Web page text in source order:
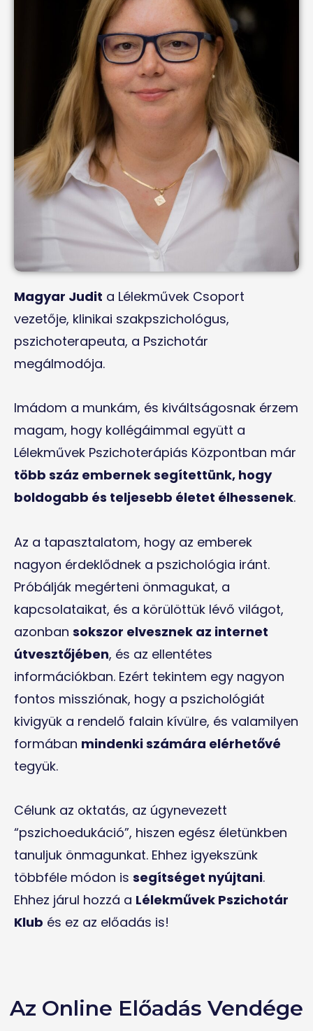
Magyar Judit a Lélekművek Csoport
vezetője, klinikai szakpszichológus,
pszichoterapeuta, a Pszichotár
megálmodója.
Imádom a munkám, és kiváltságosnak érzem
magam, hogy kollégáimmal együtt a
Lélekművek Pszichoterápiás Központban már
több száz embernek segítettünk, hogy
boldogabb és teljesebb életet élhessenek.
Az a tapasztalatom, hogy az emberek
nagyon érdeklődnek a pszichológia iránt.
Próbálják megérteni önmagukat, a
kapcsolataikat, és a körülöttük lévő világot,
azonban sokszor elvesznek az internet
útvesztőjében, és az ellentétes
információkban. Ezért tekintem egy nagyon
fontos missziónak, hogy a pszichológiát
kivigyük a rendelő falain kívülre, és valamilyen
formában mindenki számára elérhetővé
tegyük.
Célunk az oktatás, az úgynevezett
“pszichoedukáció”, hiszen egész életünkben
tanuljuk önmagunkat. Ehhez igyekszünk
többféle módon is segítséget nyújtani.
Ehhez járul hozzá a Lélekművek Pszichotár
Klub és ez az előadás is!
Az Online Előadás Vendége